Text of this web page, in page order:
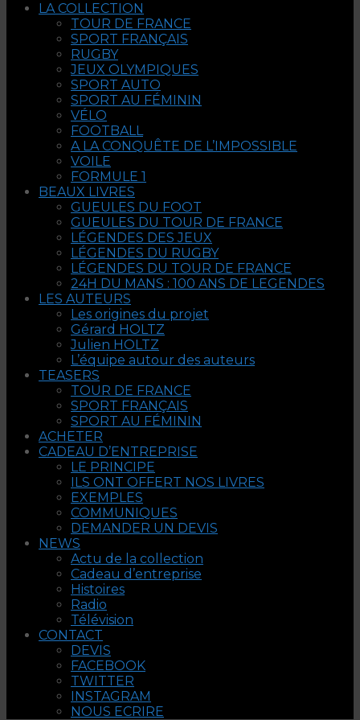
LA COLLECTION
TOUR DE FRANCE
SPORT FRANÇAIS
RUGBY
JEUX OLYMPIQUES
SPORT AUTO
SPORT AU FÉMININ
VÉLO
FOOTBALL
A LA CONQUÊTE DE L’IMPOSSIBLE
VOILE
FORMULE 1
BEAUX LIVRES
GUEULES DU FOOT
GUEULES DU TOUR DE FRANCE
LÉGENDES DES JEUX
LÉGENDES DU RUGBY
LÉGENDES DU TOUR DE FRANCE
24H DU MANS : 100 ANS DE LEGENDES
LES AUTEURS
Les origines du projet
Gérard HOLTZ
Julien HOLTZ
L’équipe autour des auteurs
TEASERS
TOUR DE FRANCE
SPORT FRANÇAIS
SPORT AU FÉMININ
ACHETER
CADEAU D’ENTREPRISE
LE PRINCIPE
ILS ONT OFFERT NOS LIVRES
EXEMPLES
COMMUNIQUES
DEMANDER UN DEVIS
NEWS
Actu de la collection
Cadeau d’entreprise
Histoires
Radio
Télévision
CONTACT
DEVIS
FACEBOOK
TWITTER
INSTAGRAM
NOUS ECRIRE